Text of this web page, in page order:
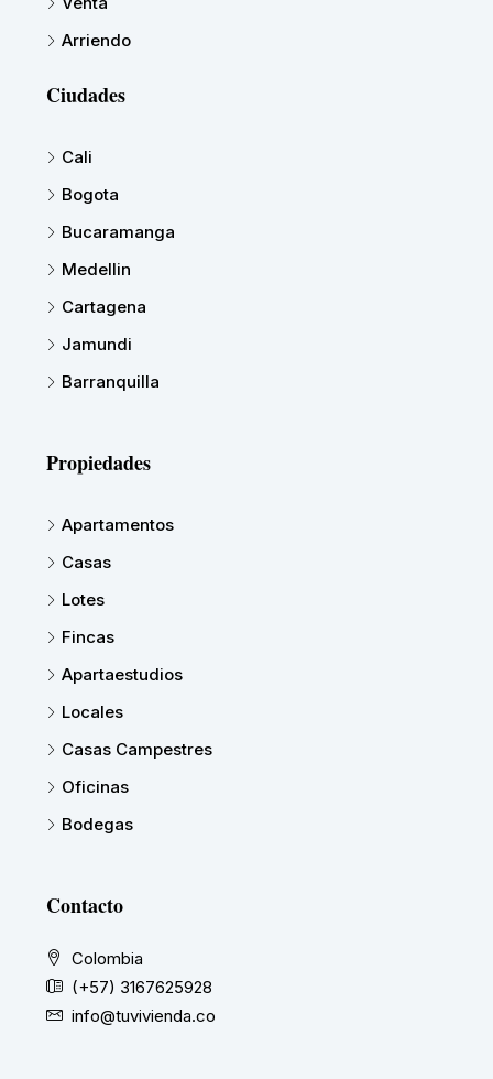
Arriendo
Ciudades
Cali
Bogota
Bucaramanga
Medellin
Cartagena
Jamundi
Barranquilla
Propiedades
Apartamentos
Casas
Lotes
Fincas
Apartaestudios
Locales
Casas Campestres
Oficinas
Bodegas
Contacto
Colombia
(+57) 3167625928
info@tuvivienda.co